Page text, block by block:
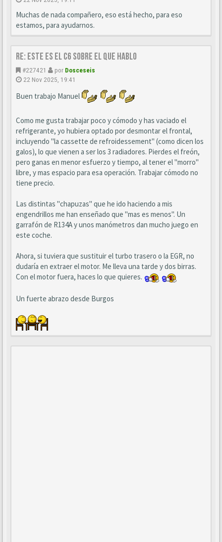
Muchas de nada compañero, eso está hecho, para eso
estamos, para ayudarnos.
Re: este es el c6 sobre el que hablo
#227421 por Dosceseis
22 Nov 2025, 19:41
Buen trabajo Manuel
Como me gusta trabajar poco y cómodo y has vaciado el
refrigerante, yo hubiera optado por desmontar el frontal,
incluyendo "la cassette de refroidessement" (como dicen los
galos), lo que vienen a ser los 3 radiadores. Pierdes el freón,
pero ganas en menor esfuerzo y tiempo, al tener el "morro"
libre, y mas espacio para esa operación. Trabajar cómodo no
tiene precio.
Las distintas "chapuzas" que he ido haciendo a mis
engendrillos me han enseñado que "mas es menos". Un
garrafón de R134A y unos manómetros dan mucho juego en
este coche.
Ahora, si tuviera que sustituir el turbo trasero o la EGR, no
dudaría en extraer el motor. Me lleva una tarde y dos birras.
Con el motor fuera, haces lo que quieres.
Un fuerte abrazo desde Burgos